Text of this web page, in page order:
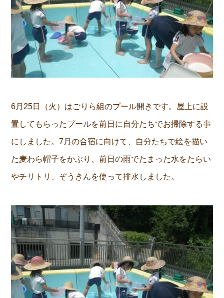
6月25日（火）はごりら組のプール開きです。屋上に設
置してもらったプールを前日に自分たちでお掃除する事
にしました。7月の合宿に向けて、自分たちで絵を描い
た麦わら帽子をかぶり、前日の雨でたまった水をたらい
やチリトリ、ぞうきんを使って排水しました。